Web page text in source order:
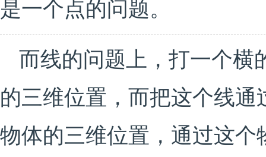
是一个点的问题。
而线的问题上，打一个横
的三维位置，而把这个线
物体的三维位置，通过这